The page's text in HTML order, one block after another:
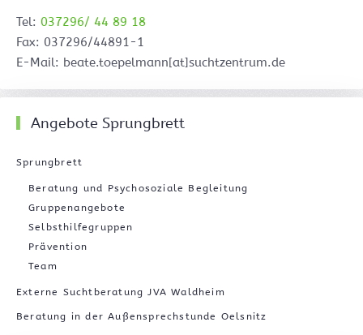
Tel: 037296/ 44 89 18
Fax: 037296/44891-1
E-Mail: beate.toepelmann[at]suchtzentrum.de
Angebote Sprungbrett
Sprungbrett
Beratung und Psychosoziale Begleitung
Gruppenangebote
Selbsthilfegruppen
Prävention
Team
Externe Suchtberatung JVA Waldheim
Beratung in der Außensprechstunde Oelsnitz